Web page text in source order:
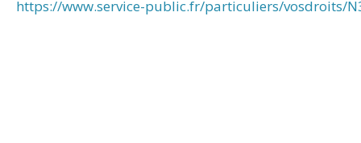
https://www.service-public.fr/particuliers/vosdroits/